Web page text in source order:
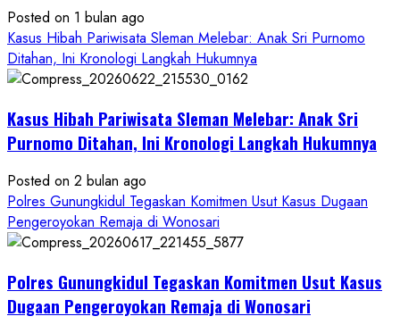
Aliansi
Janji
Kawal
Proses
Sampai
Tuntas
Posted on 1 bulan ago
Kasus Hibah Pariwisata Sleman Melebar: Anak Sri Purnomo
Ditahan, Ini Kronologi Langkah Hukumnya
Kasus Hibah Pariwisata Sleman Melebar: Anak Sri
Purnomo Ditahan, Ini Kronologi Langkah Hukumnya
Posted on 2 bulan ago
Polres Gunungkidul Tegaskan Komitmen Usut Kasus Dugaan
Pengeroyokan Remaja di Wonosari
Polres Gunungkidul Tegaskan Komitmen Usut Kasus
Dugaan Pengeroyokan Remaja di Wonosari